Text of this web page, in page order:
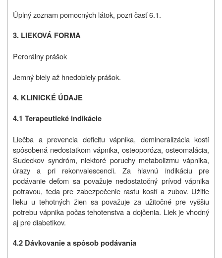
Úplný zoznam pomocných látok, pozri časť 6.1.
3. LIEKOVÁ FORMA
Perorálny prášok
Jemný biely až hnedobiely prášok.
4. KLINICKÉ ÚDAJE
4.1 Terapeutické indikácie
Liečba a prevencia deficitu vápnika, demineralizácia kostí
spôsobená nedostatkom vápnika, osteoporóza, osteomalácia,
Sudeckov syndróm, niektoré poruchy metabolizmu vápnika,
úrazy a pri rekonvalescencii. Za hlavnú indikáciu pre
podávanie deťom sa považuje nedostatočný prívod vápnika
potravou, teda pre zabezpečenie rastu kostí a zubov. Užitie
lieku u tehotných žien sa považuje za užitočné pre vyššiu
potrebu vápnika počas tehotenstva a dojčenia. Liek je vhodný
aj pre diabetikov.
4.2 Dávkovanie a spôsob podávania